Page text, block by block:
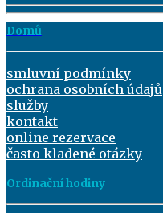
Domů
smluvní podmínky
ochrana osobních údajů
služby
kontakt
online rezervace
často kladené otázky
Ordinační hodiny